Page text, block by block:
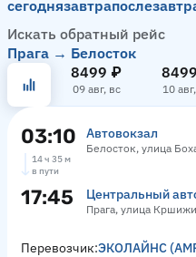
сегоднязавтра
Искать обратный рейс
Прага → Белосток
8499 ₽
09 авг, вс 10
03:10 Автовокзал
Белосток, улица
14 ч 35 м
в пути
17:45 Центральный
Прага, улица
Перевозчик:ЭКОЛАЙНС